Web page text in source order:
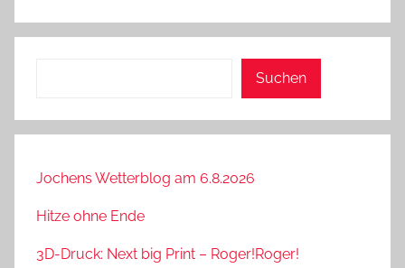
Suchen
Jochens Wetterblog am 6.8.2026
Hitze ohne Ende
3D-Druck: Next big Print – Roger!Roger!